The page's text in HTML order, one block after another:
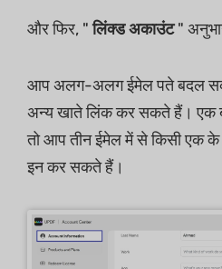
और फिर, "लिंक्ड अकाउंट"
आप अलग-अलग ईमेल पते बदल
अन्य खाते लिंक कर सकते हैं। एक
तो आप तीन ईमेल में से किसी एक
इन कर सकते हैं।